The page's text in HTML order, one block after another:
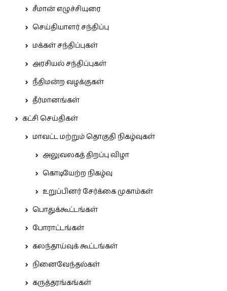
சீமான் எழுச்சியுரை
செய்தியாளர் சந்திப்பு
மக்கள் சந்திப்புகள்
அரசியல் சந்திப்புகள்
நீதிமன்ற வழக்குகள்
தீர்மானங்கள்
கட்சி செய்திகள்
மாவட்ட மற்றும் தொகுதி நிகழ்வுகள்
அலுவலகத் திறப்பு விழா
கொடியேற்ற நிகழ்வு
உறுப்பினர் சேர்க்கை முகாம்கள்
பொதுக்கூட்டங்கள்
போராட்டங்கள்
கலந்தாய்வுக் கூட்டங்கள்
நினைவேந்தல்கள்
கருத்தரங்கங்கள்